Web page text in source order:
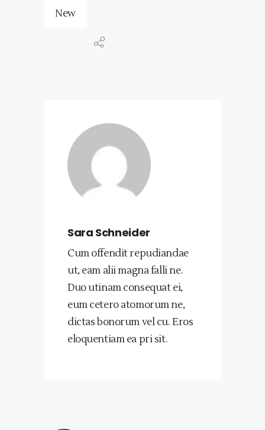
New
Sara Schneider
Cum offendit repudiandae
ut, eam alii magna falli ne.
Duo utinam consequat ei,
eum cetero atomorum ne,
dictas bonorum vel cu. Eros
eloquentiam ea pri sit.